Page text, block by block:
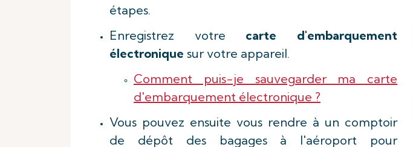
étapes.
Enregistrez votre carte d'embarquement
électronique sur votre appareil.
Comment puis-je sauvegarder ma carte
d'embarquement électronique ?
Vous pouvez ensuite vous rendre à un comptoir
de dépôt des bagages à l'aéroport pour